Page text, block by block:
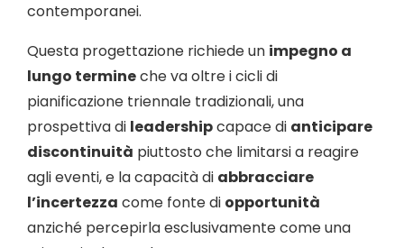
contemporanei.
Questa progettazione richiede un impegno a
lungo termineche va oltre i cicli di
pianificazione triennale tradizionali, una
prospettiva di leadershipcapace di anticipare
discontinuità piuttosto che limitarsi a reagire
agli eventi, e la capacità di abbracciare
l’incertezza come fonte di opportunità
anziché percepirla esclusivamente come una